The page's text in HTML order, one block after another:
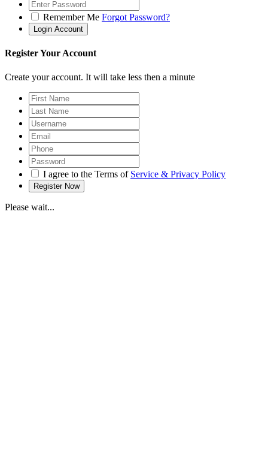
Remember Me Forgot Password?
Register Your Account
Create your account. It will take less then a minute
I agree to the Terms of Service & Privacy Policy
Please wait...